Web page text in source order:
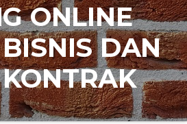
ONLINE
DAN